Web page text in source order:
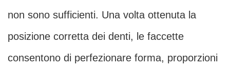
non sono sufficienti. Una volta ottenuta la
posizione corretta dei denti, le faccette
consentono di perfezionare forma, proporzioni